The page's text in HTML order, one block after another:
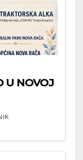
U NOVOJ